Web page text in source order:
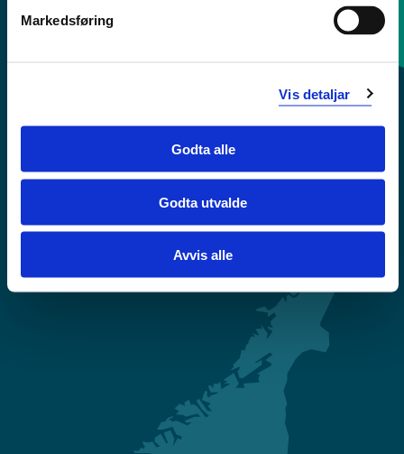
Markedsføring
Vis detaljar
Godta alle
Godta utvalde
Avvis alle
Kontaktinfo og opningstider
Personvern